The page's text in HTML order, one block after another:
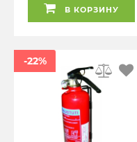
В КОРЗИНУ
-22%